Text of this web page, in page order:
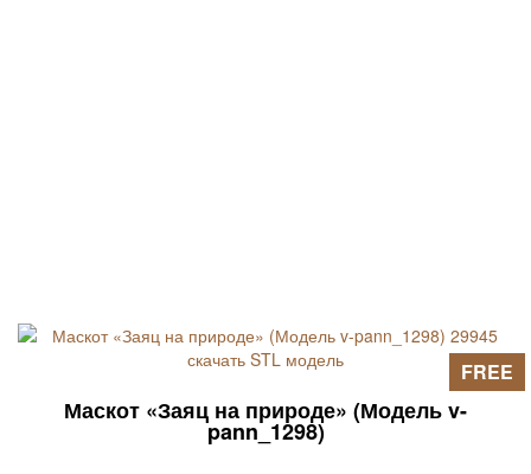
Маскот «Заяц на природе» (Модель v-
pann_1298)
FREE